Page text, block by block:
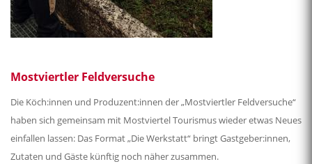
Mostviertler Feldversuche
Die Köch:innen und Produzent:innen der „Mostviertler Feldversuche“
haben sich gemeinsam mit Mostviertel Tourismus wieder etwas Neues
einfallen lassen: Das Format „Die Werkstatt“ bringt Gastgeber:innen,
Zutaten und Gäste künftig noch näher zusammen.